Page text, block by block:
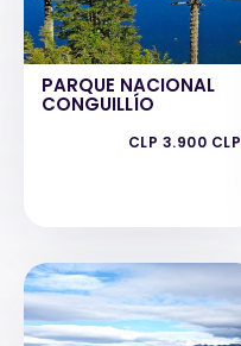
PARQUE NACIONAL
CONGUILLÍO
CLP 3.900 CLP